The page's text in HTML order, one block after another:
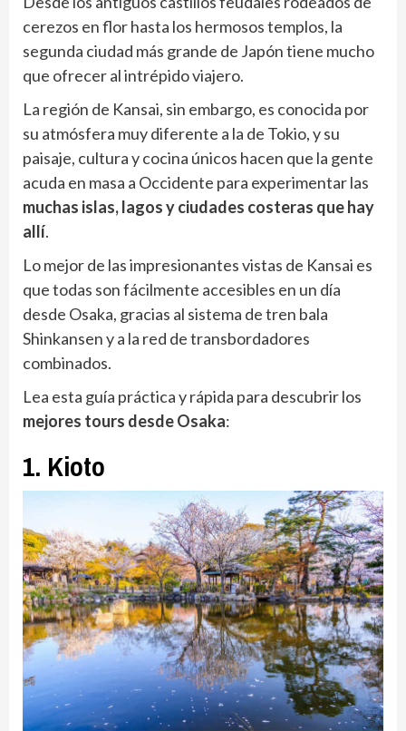
cerezos en flor hasta los hermosos templos, la
segunda ciudad más grande de Japón tiene mucho
que ofrecer al intrépido viajero.
La región de Kansai, sin embargo, es conocida por
su atmósfera muy diferente a la de Tokio, y su
paisaje, cultura y cocina únicos hacen que la gente
acuda en masa a Occidente para experimentar las
muchas islas, lagos y ciudades costeras que hay
allí.
Lo mejor de las impresionantes vistas de Kansai es
que todas son fácilmente accesibles en un día
desde Osaka, gracias al sistema de tren bala
Shinkansen y a la red de transbordadores
combinados.
Lea esta guía práctica y rápida para descubrir los
mejores tours desde Osaka:
1. Kioto